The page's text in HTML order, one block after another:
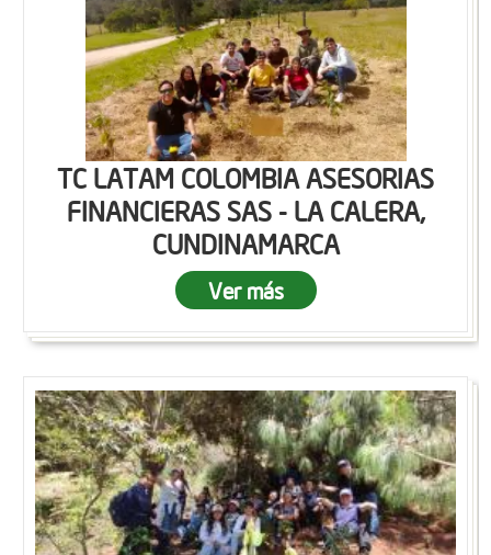
TC LATAM COLOMBIA ASESORIAS
FINANCIERAS SAS - LA CALERA,
CUNDINAMARCA
Ver más